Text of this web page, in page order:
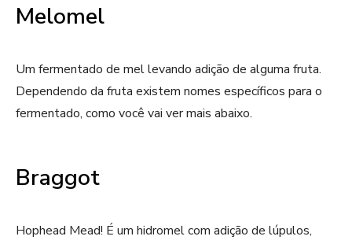
Melomel
Um fermentado de mel levando adição de alguma fruta.
Dependendo da fruta existem nomes específicos para o
fermentado, como você vai ver mais abaixo.
Braggot
Hophead Mead! É um hidromel com adição de lúpulos,